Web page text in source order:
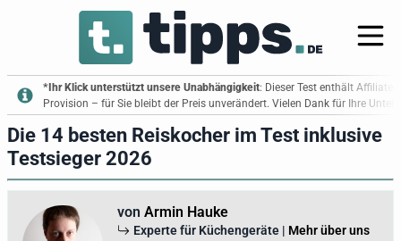
*Ihr Klick unterstützt unsere Unabhängigkeit: Dieser Test enthält
Provision – für Sie bleibt der Preis unverändert. Vielen Dank für Ihre
Die 14 besten Reiskocher im Test inklusive
Testsieger 2026
von Armin Hauke
Experte für Küchengeräte | Mehr über uns